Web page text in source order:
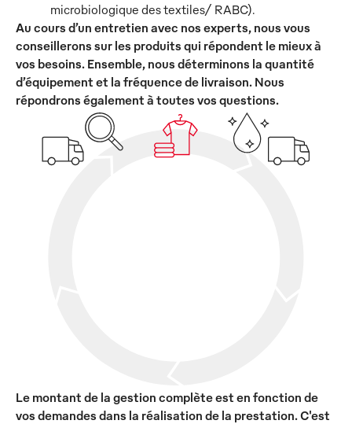
microbiologique des textiles/ RABC).
Au cours d’un entretien avec nos experts, nous vous
conseillerons sur les produits qui répondent le mieux à
vos besoins. Ensemble, nous déterminons la quantité
d’équipement et la fréquence de livraison. Nous
répondrons également à toutes vos questions.
Le montant de la gestion complète est en fonction de
vos demandes dans la réalisation de la prestation. C'est